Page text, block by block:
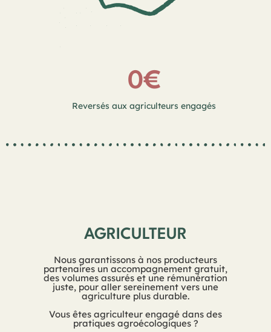
Reversés aux agriculteurs engagés
0€
AGRICULTEUR
Nous garantissons à nos producteurs
partenaires un accompagnement gratuit,
des volumes assurés et une rémunération
juste, pour aller sereinement vers une
agriculture plus durable.
Vous êtes agriculteur engagé dans des
pratiques agroécologiques ?